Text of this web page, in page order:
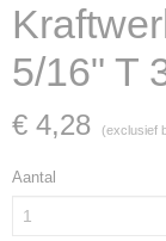
5/16" T
€ 4,28 (exclusief
Aantal